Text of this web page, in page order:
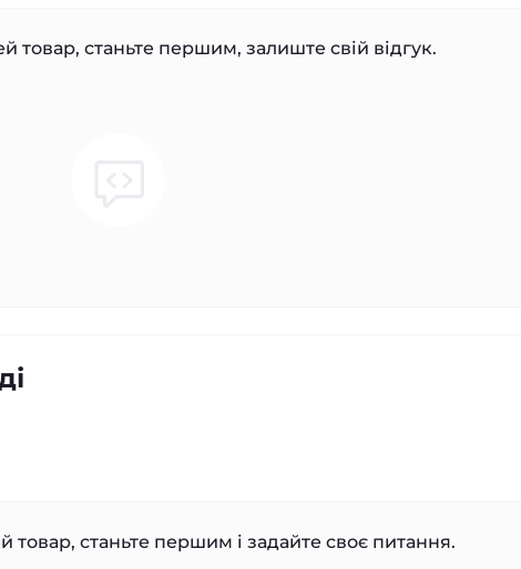
товар, станьте першим, залиште свій відгук.
товар, станьте першим і задайте своє питання.